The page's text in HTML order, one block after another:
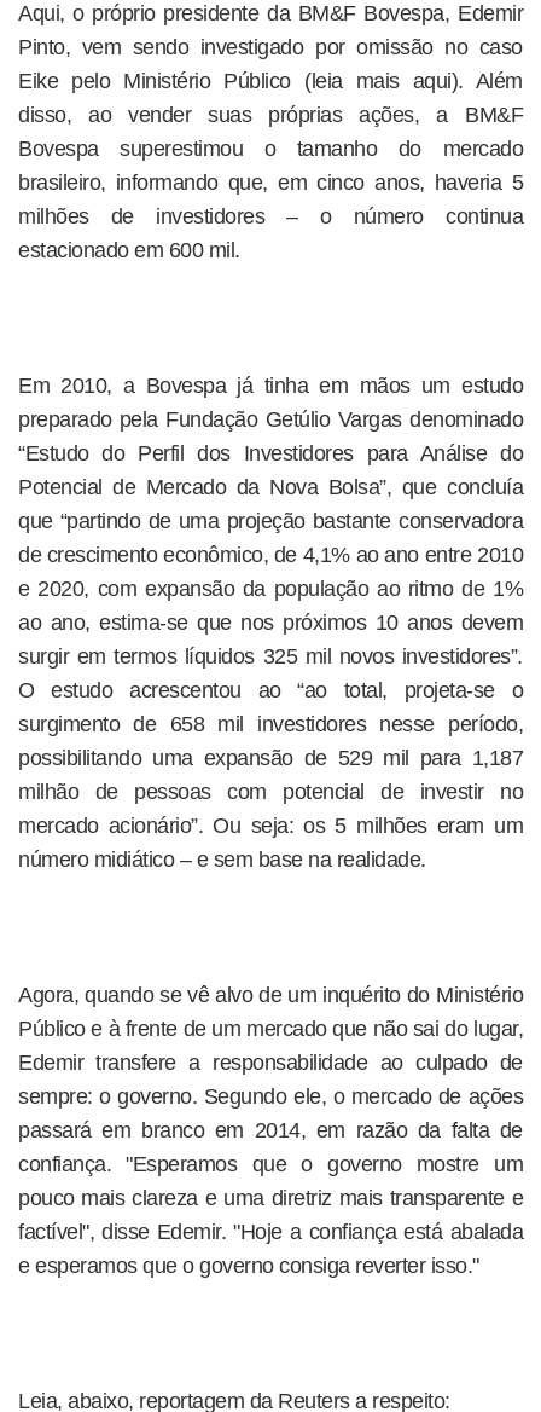
Aqui, o próprio presidente da BM&F Bovespa, Edemir
Pinto, vem sendo investigado por omissão no caso
Eike pelo Ministério Público (leia mais aqui). Além
disso, ao vender suas próprias ações, a BM&F
Bovespa superestimou o tamanho do mercado
brasileiro, informando que, em cinco anos, haveria 5
milhões de investidores – o número continua
estacionado em 600 mil.
Em 2010, a Bovespa já tinha em mãos um estudo
preparado pela Fundação Getúlio Vargas denominado
“Estudo do Perfil dos Investidores para Análise do
Potencial de Mercado da Nova Bolsa”, que concluía
que “partindo de uma projeção bastante conservadora
de crescimento econômico, de 4,1% ao ano entre 2010
e 2020, com expansão da população ao ritmo de 1%
ao ano, estima-se que nos próximos 10 anos devem
surgir em termos líquidos 325 mil novos investidores”.
O estudo acrescentou ao “ao total, projeta-se o
surgimento de 658 mil investidores nesse período,
possibilitando uma expansão de 529 mil para 1,187
milhão de pessoas com potencial de investir no
mercado acionário”. Ou seja: os 5 milhões eram um
número midiático – e sem base na realidade.
Agora, quando se vê alvo de um inquérito do Ministério
Público e à frente de um mercado que não sai do lugar,
Edemir transfere a responsabilidade ao culpado de
sempre: o governo. Segundo ele, o mercado de ações
passará em branco em 2014, em razão da falta de
confiança. "Esperamos que o governo mostre um
pouco mais clareza e uma diretriz mais transparente e
factível", disse Edemir. "Hoje a confiança está abalada
e esperamos que o governo consiga reverter isso."
Leia, abaixo, reportagem da Reuters a respeito: